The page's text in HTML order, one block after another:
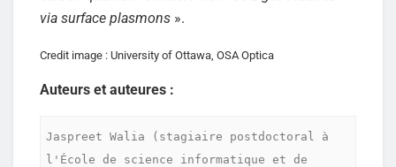
via surface plasmons ».
Credit image : University of Ottawa, OSA Optica
Auteurs et auteures :
Jaspreet Walia (stagiaire postdoctoral à
l'École de science informatique et de